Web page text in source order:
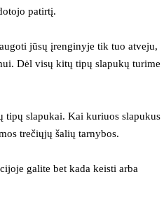
patirtį.
jūsų įrenginyje tik tuo atveju,
Dėl visų kitų tipų slapukų turime
tipų slapukai. Kai kuriuos slapukus
trečiųjų šalių tarnybos.
galite bet kada keisti arba